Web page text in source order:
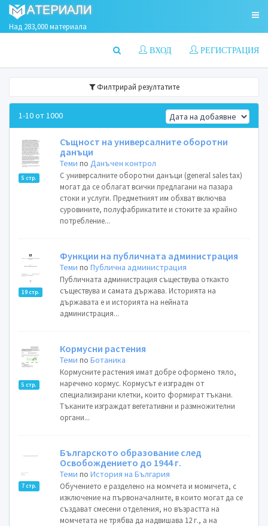
Над 283,000 материала
РЕГИСТРАЦИЯ
ВХОД
Филтрирай резултатите
1-10 от 1000
5 стр.
Същност на универсалните оборотни
данъци
Теми поДанъчен контрол
С универсалните оборотни данъци (general sales tax)
могат да се облагат всички предлагани на пазара
стоки и услуги. Предметният им обхват включва
суровините, полуфабрикатите и стоките за крайно
потребление...
19 стр.
Функции на публичната администрация
Теми поПублична администрация
Публичната администрация съществува откакто
съществува и самата държава. Историята на
държавата е и историята на нейната
администрация...
5 стр.
Кормусни растения
Теми поБотаника
Кормусните растения имат добре оформено тяло,
наречено кормус. Кормусът е изграден от
специализирани клетки, които формират тъкани.
Тъканите изграждат вегетативни и размножителни
органи...
7 стр.
Българското образование след
Освобождението до 1944 г.
Теми поИстория на България
Обучението е разделено на момчета и момичета, с
изключение на първоначалните, в които могат да се
създават смесени отделения, но възрастта на
момчетата не трябва да надвишава 12 г., а на